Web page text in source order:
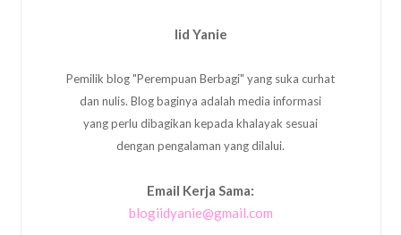
Iid Yanie
Pemilik blog "Perempuan Berbagi" yang suka curhat
dan nulis. Blog baginya adalah media informasi
yang perlu dibagikan kepada khalayak sesuai
dengan pengalaman yang dilalui.
Email Kerja Sama:
blogiidyanie@gmail.com